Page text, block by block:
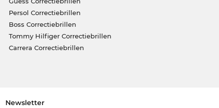
Persol Correctiebrillen
Boss Correctiebrillen
Tommy Hilfiger Correctiebrillen
Carrera Correctiebrillen
Newsletter